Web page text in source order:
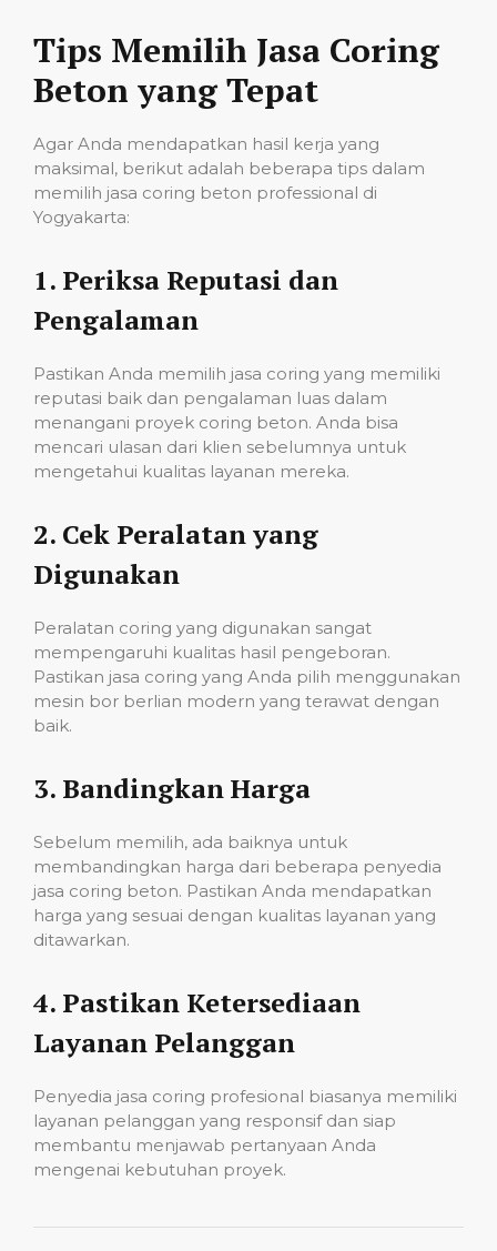
Tips Memilih Jasa Coring
Beton yang Tepat
Agar Anda mendapatkan hasil kerja yang
maksimal, berikut adalah beberapa tips dalam
memilih jasa coring beton professional di
Yogyakarta:
1. Periksa Reputasi dan
Pengalaman
Pastikan Anda memilih jasa coring yang memiliki
reputasi baik dan pengalaman luas dalam
menangani proyek coring beton. Anda bisa
mencari ulasan dari klien sebelumnya untuk
mengetahui kualitas layanan mereka.
2. Cek Peralatan yang
Digunakan
Peralatan coring yang digunakan sangat
mempengaruhi kualitas hasil pengeboran.
Pastikan jasa coring yang Anda pilih menggunakan
mesin bor berlian modern yang terawat dengan
baik.
3. Bandingkan Harga
Sebelum memilih, ada baiknya untuk
membandingkan harga dari beberapa penyedia
jasa coring beton. Pastikan Anda mendapatkan
harga yang sesuai dengan kualitas layanan yang
ditawarkan.
4. Pastikan Ketersediaan
Layanan Pelanggan
Penyedia jasa coring profesional biasanya memiliki
layanan pelanggan yang responsif dan siap
membantu menjawab pertanyaan Anda
mengenai kebutuhan proyek.